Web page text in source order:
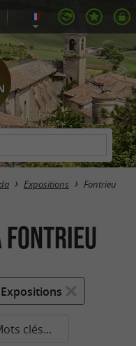
Expositions Fontrieu
Fontrieu
Expositions
clés...